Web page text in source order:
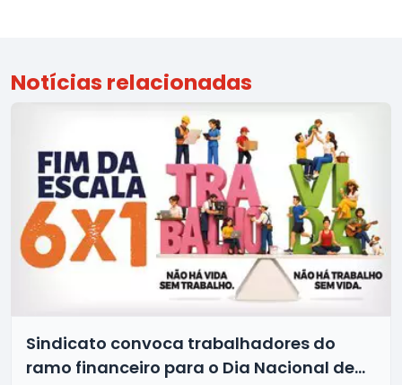
Notícias relacionadas
Sindicato convoca trabalhadores do
ramo financeiro para o Dia Nacional de